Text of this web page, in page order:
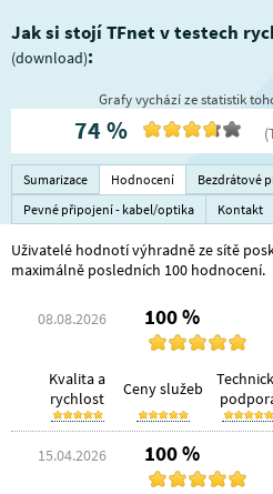
Jak si stojí TFnet v testech
(download):
Grafy vychází ze statistik
74 % (
Sumarizace Hodnocení
Bezdrátové
Pevné připojení - kabel/optika
Kontakt
Uživatelé hodnotí výhradně ze sítě
maximálně posledních 100 hodnocení.
08.08.2026 100 %
Kvalita a
rychlost
Ceny služeb
15.04.2026 100 %